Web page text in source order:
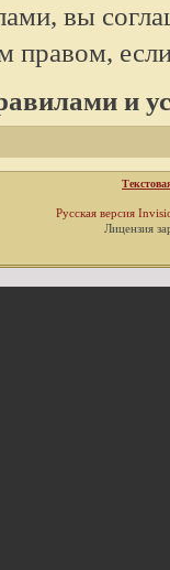
вы
и
Русская версия
Лицензия